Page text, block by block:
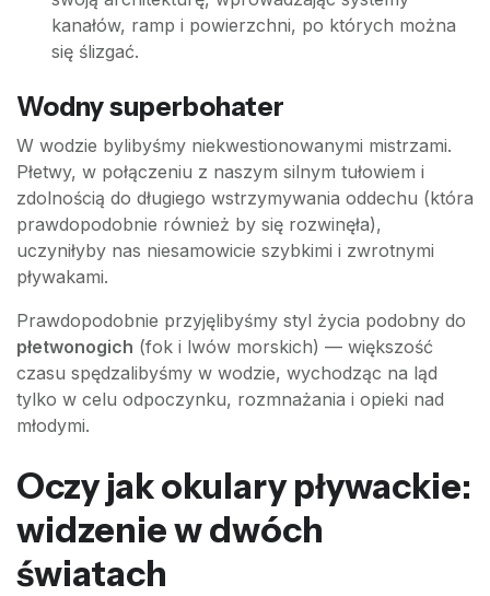
kanałów, ramp i powierzchni, po których można
się ślizgać.
Wodny superbohater
W wodzie bylibyśmy niekwestionowanymi mistrzami.
Płetwy, w połączeniu z naszym silnym tułowiem i
zdolnością do długiego wstrzymywania oddechu (która
prawdopodobnie również by się rozwinęła),
uczyniłyby nas niesamowicie szybkimi i zwrotnymi
pływakami.
Prawdopodobnie przyjęlibyśmy styl życia podobny do
płetwonogich (fok i lwów morskich) — większość
czasu spędzalibyśmy w wodzie, wychodząc na ląd
tylko w celu odpoczynku, rozmnażania i opieki nad
młodymi.
Oczy jak okulary pływackie:
widzenie w dwóch
światach